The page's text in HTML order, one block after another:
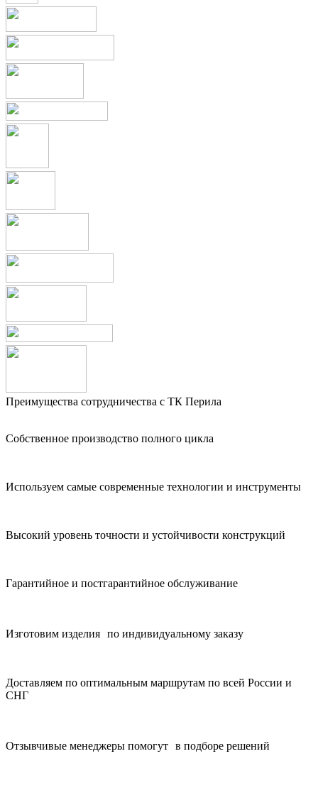
Преимущества сотрудничества с ТК Перила
Собственное производство полного цикла
Используем самые современные технологии и инструменты
Высокий уровень точности и устойчивости конструкций
Гарантийное и постгарантийное обслуживание
Изготовим изделия по индивидуальному заказу
Доставляем по оптимальным маршрутам по всей России и
СНГ
Отзывчивые менеджеры помогут в подборе решений